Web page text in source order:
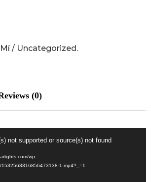
/ Uncategorized.
(0)
not supported or source(s) not found
wp-
1.mp4?_=1